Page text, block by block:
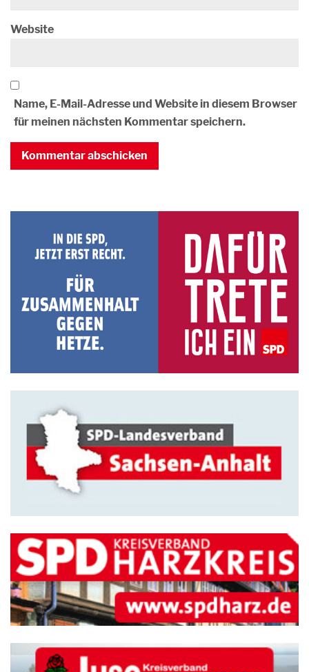
Website
Name, E-Mail-Adresse und Website in diesem Browser
für meinen nächsten Kommentar speichern.